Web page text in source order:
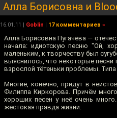
Алла Борисовна и
16.01.11 | Goblin | 17 комментариев »
Алла Борисовна Пугачёва —
начала: идиотскую песню "Ой,
маленьким, к творчеству был
выяснилось, что некоторые песни
взрослой тётеньки проблемы.
Многие, конечно, придут в
Филиппа Киркорова. Причём
хороших песен у неё очень
жестокая правда жизни.